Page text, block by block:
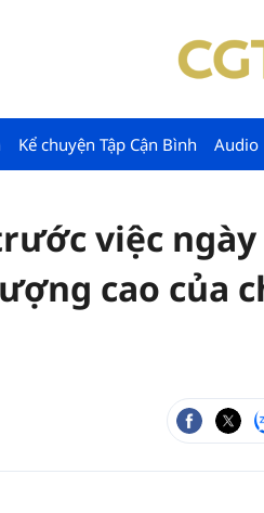
Kể chuyện Tập Cận Bình Audio
việc
cao của